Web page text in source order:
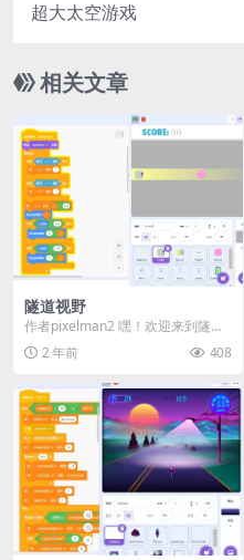
超大太空游戏
相关文章
隧道视野
作者pixelman2 嘿！欢迎来到隧道
视野！ 在这个游戏中，你是黑暗中
的小家伙...
2 年前 408